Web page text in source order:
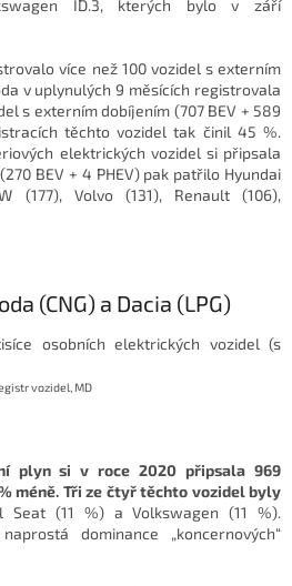
ID.3, kterých bylo v září
více než 100 vozidel s externím
v uplynulých 9 měsících registrovala
s externím dobíjením (707 BEV + 589
těchto vozidel tak činil 45 %.
elektrických vozidel si připsala
BEV + 4 PHEV) pak patřilo Hyundai
(177), Volvo (131), Renault (106),
(CNG) a Dacia (LPG)
vozidel, MD
plyn si v roce 2020 připsala 969
méně. Tři ze čtyř těchto vozidel byly
Seat (11 %) a Volkswagen (11 %).
dominance „koncernových“